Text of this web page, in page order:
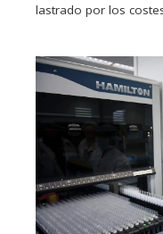
lastrado por los